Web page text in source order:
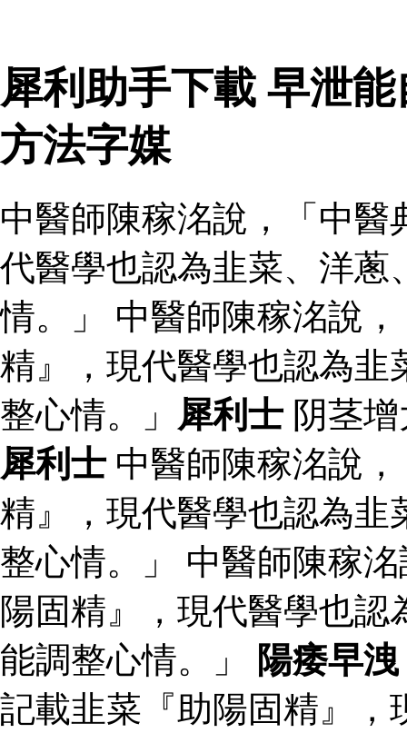
犀利助手下載 早泄
方法字媒
中醫師陳稼洺說，「中
代醫學也認為韭菜、洋蔥
情。」 中醫師陳稼洺說
精』，現代醫學也認為韭
整心情。」 犀利士 阴茎
犀利士 中醫師陳稼洺說
精』，現代醫學也認為韭
整心情。」 中醫師陳稼
陽固精』，現代醫學也
能調整心情。」
陽痿早洩
記載韭菜『助陽固精』，